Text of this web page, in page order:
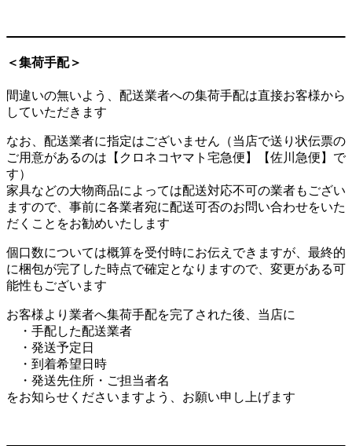
＜集荷手配＞
間違いの無いよう、配送業者への集荷手配は直接お客様から
していただきます
なお、配送業者に指定はございません（当店で送り状伝票の
ご用意があるのは【クロネコヤマト宅急便】【佐川急便】で
す）
家具などの大物商品によっては配送対応不可の業者もござい
ますので、事前に各業者宛に配送可否のお問い合わせをいた
だくことをお勧めいたします
個口数については概算を受付時にお伝えできますが、最終的
に梱包が完了した時点で確定となりますので、変更がある可
能性もございます
お客様より業者へ集荷手配を完了された後、当店に
・手配した配送業者
・発送予定日
・到着希望日時
・発送先住所・ご担当者名
をお知らせくださいますよう、お願い申し上げます